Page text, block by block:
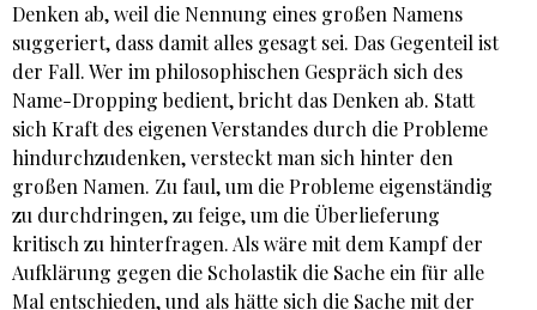
Denken ab, weil die Nennung eines großen Namens
suggeriert, dass damit alles gesagt sei. Das Gegenteil ist
der Fall. Wer im philosophischen Gespräch sich des
Name-Dropping bedient, bricht das Denken ab. Statt
sich Kraft des eigenen Verstandes durch die Probleme
hindurchzudenken, versteckt man sich hinter den
großen Namen. Zu faul, um die Probleme eigenständig
zu durchdringen, zu feige, um die Überlieferung
kritisch zu hinterfragen. Als wäre mit dem Kampf der
Aufklärung gegen die Scholastik die Sache ein für alle
Mal entschieden, und als hätte sich die Sache mit der